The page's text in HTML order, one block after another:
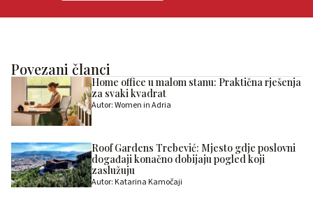
Povezani članci
Home office u malom stanu: Praktična rješenja
za svaki kvadrat
Autor: Women in Adria
Roof Gardens Trebević: Mjesto gdje poslovni
događaji konačno dobijaju pogled koji
zaslužuju
Autor: Katarina Kamočaji